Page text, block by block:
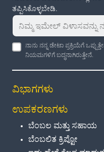
ತಪ್ಪಿಸಿಕೊಳ್ಳಬೇಡಿ.
ನಾನು ನನ್ನ ಡೇಟಾ ಪ್ರಕ್ರಿಯೆಗೆ
ನಿಯಮಗಳಿಗೆ ಬದ್ಧನಾಗಿರುತ್ತೇನೆ.
ವಿಭಾಗಗಳು
ಉಪಕರಣಗಳು
ಬೆಂಬಲ ಮತ್ತು ಸಹಾಯ
ಬೆಂಬಲಿತ ಕ್ರಿಪ್ಟೋ